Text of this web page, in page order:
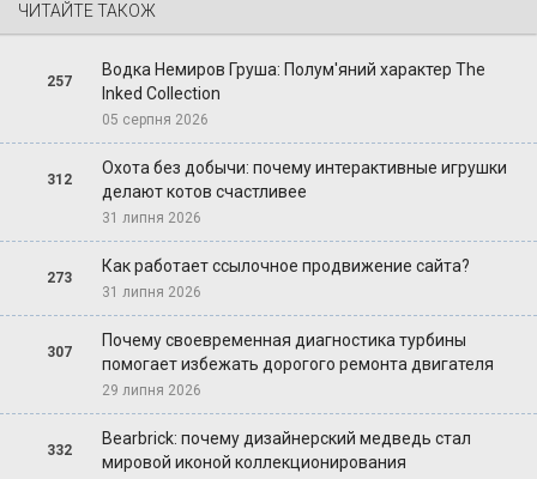
ЧИТАЙТЕ ТАКОЖ
257
Водка Немиров Груша: Полум'яний характер The
Inked Collection
05 серпня 2026
312
Охота без добычи: почему интерактивные игрушки
делают котов счастливее
31 липня 2026
273
Как работает ссылочное продвижение сайта?
31 липня 2026
307
Почему своевременная диагностика турбины
помогает избежать дорогого ремонта двигателя
29 липня 2026
332
Bearbrick: почему дизайнерский медведь стал
мировой иконой коллекционирования